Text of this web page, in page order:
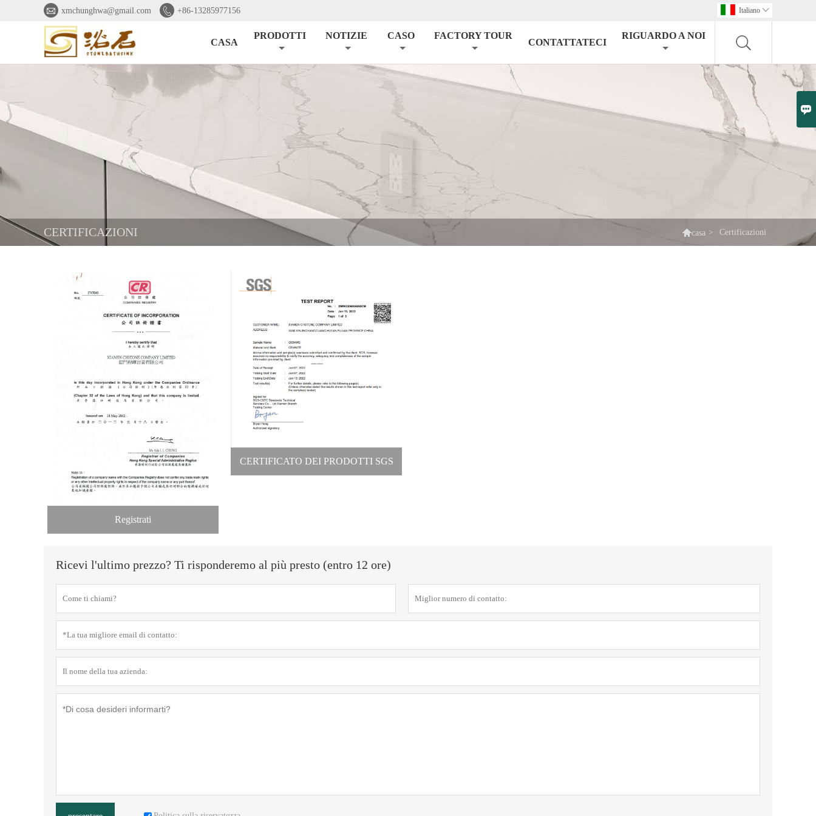

 xmchunghwa@gmail.com  +86-13285977156 Italiano 
CASA
PRODOTTI NOTIZIE CASO FACTORY TOUR
CONTATTATECI
RIGUARDO A NOI
CERTIFICAZIONI casa > Certificazioni
Registrati
CERTIFICATO DEI PRODOTTI SGS
Ricevi l'ultimo prezzo? Ti risponderemo al più presto (entro 12 ore)